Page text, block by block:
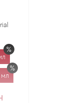
Dr. Gritti Tutu
10 мл
30 мл